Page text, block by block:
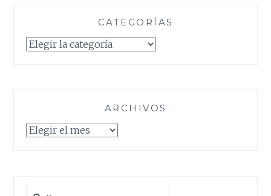
CATEGORÍAS
Categorías
ARCHIVOS
Archivos